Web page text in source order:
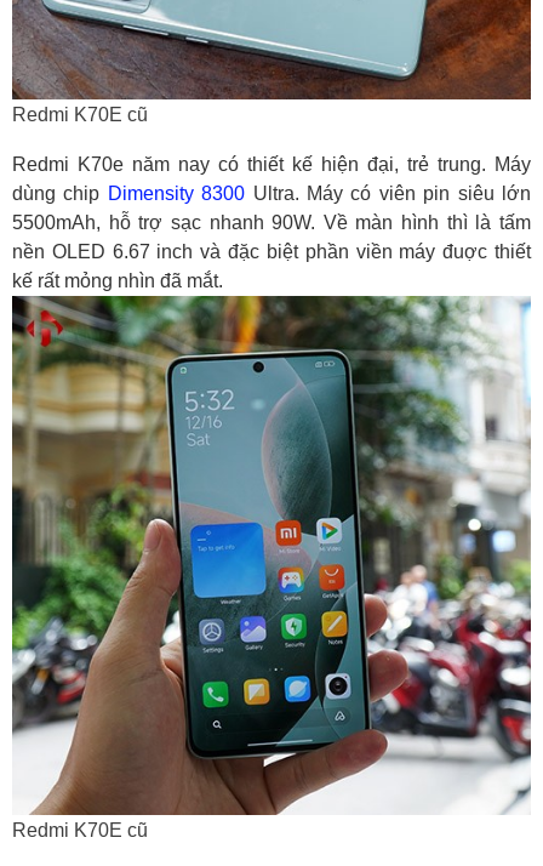
Redmi K70E cũ
Redmi K70e năm nay có thiết kế hiện đại, trẻ trung. Máy
dùng chip Dimensity 8300 Ultra. Máy có viên pin siêu lớn
5500mAh, hỗ trợ sạc nhanh 90W. Về màn hình thì là tấm
nền OLED 6.67 inch và đặc biệt phần viền máy đuợc thiết
kế rất mỏng nhìn đã mắt.
Redmi K70E cũ